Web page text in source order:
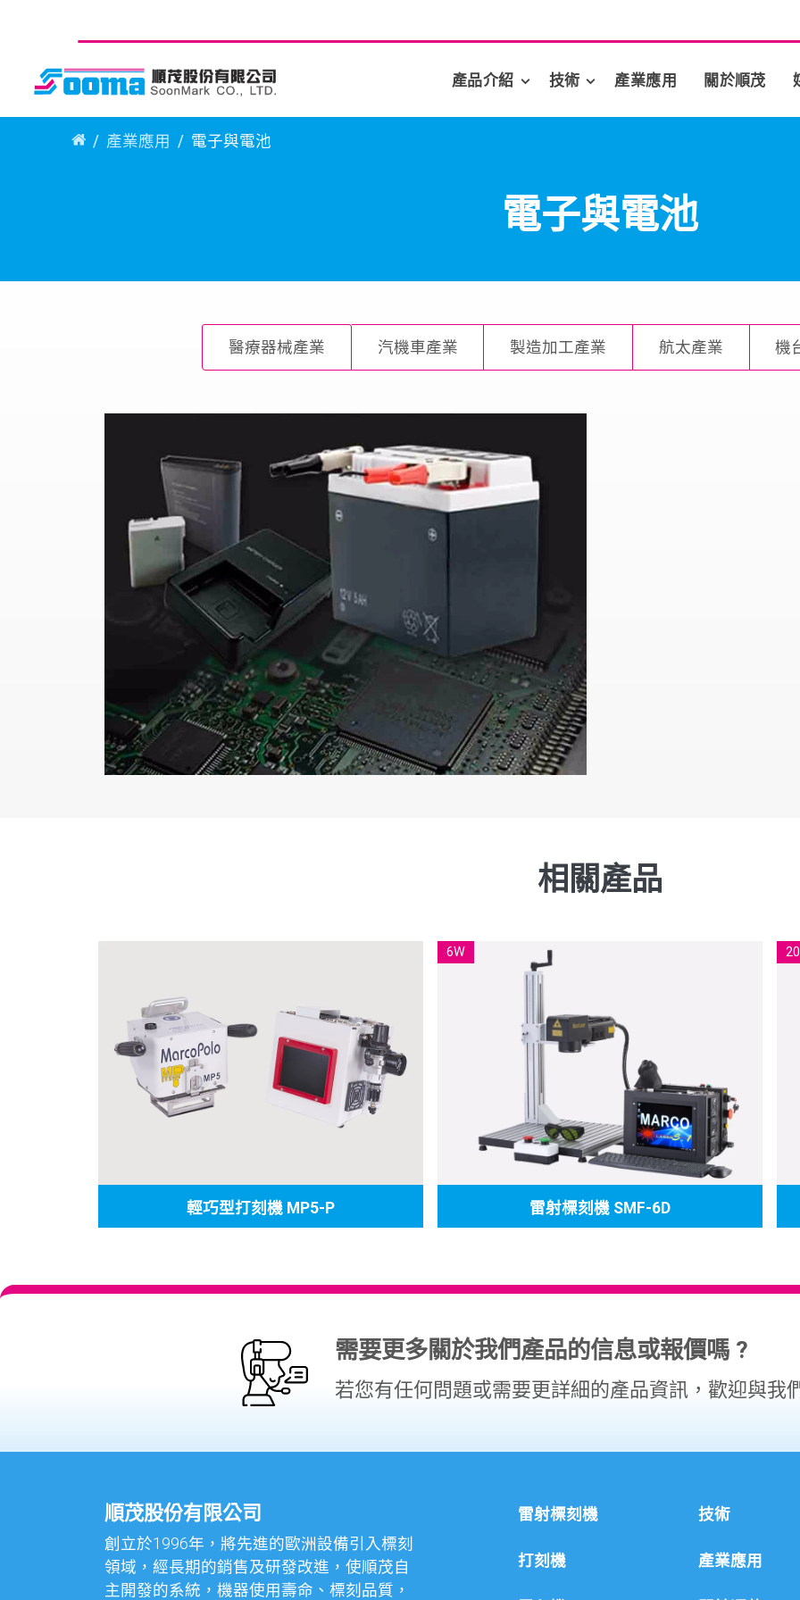
產品介紹 技術 產業應用 關於順茂
產業應用 電子與電池
電子與電池
醫療器械產業 汽機車產業 製造加工產業 航太產業 機
相關產品
輕巧型打刻機 MP5-P
6W
雷射標刻機 SMF-6D
需要更多關於我們產品的信息或報價嗎 ?
若您有任何問題或需要更詳細的產品資訊，歡迎與我
順茂股份有限公司
創立於1996年，將先進的歐洲設備引入標刻
領域，經長期的銷售及研發改進，使順茂自
主開發的系統，機器使用壽命、標刻品質，
雷射標刻機
打刻機
技術
產業應用